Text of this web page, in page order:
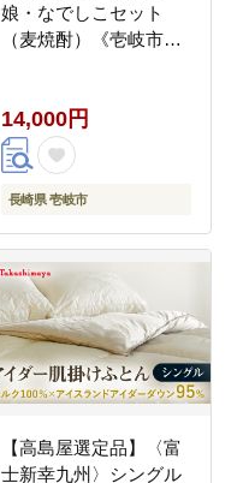
娘・なでしこセット
（麦焼酎）《壱岐市》
13000円
14,000円
長崎県 壱岐市
【高島屋選定品】〈富
士新幸九州〉シングル